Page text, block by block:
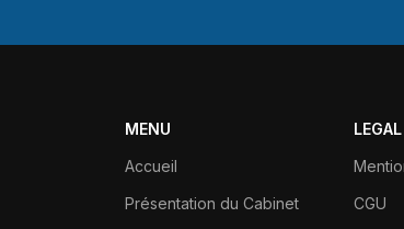
MENU
Accueil
Présentation du Cabinet
LEGAL
CGU